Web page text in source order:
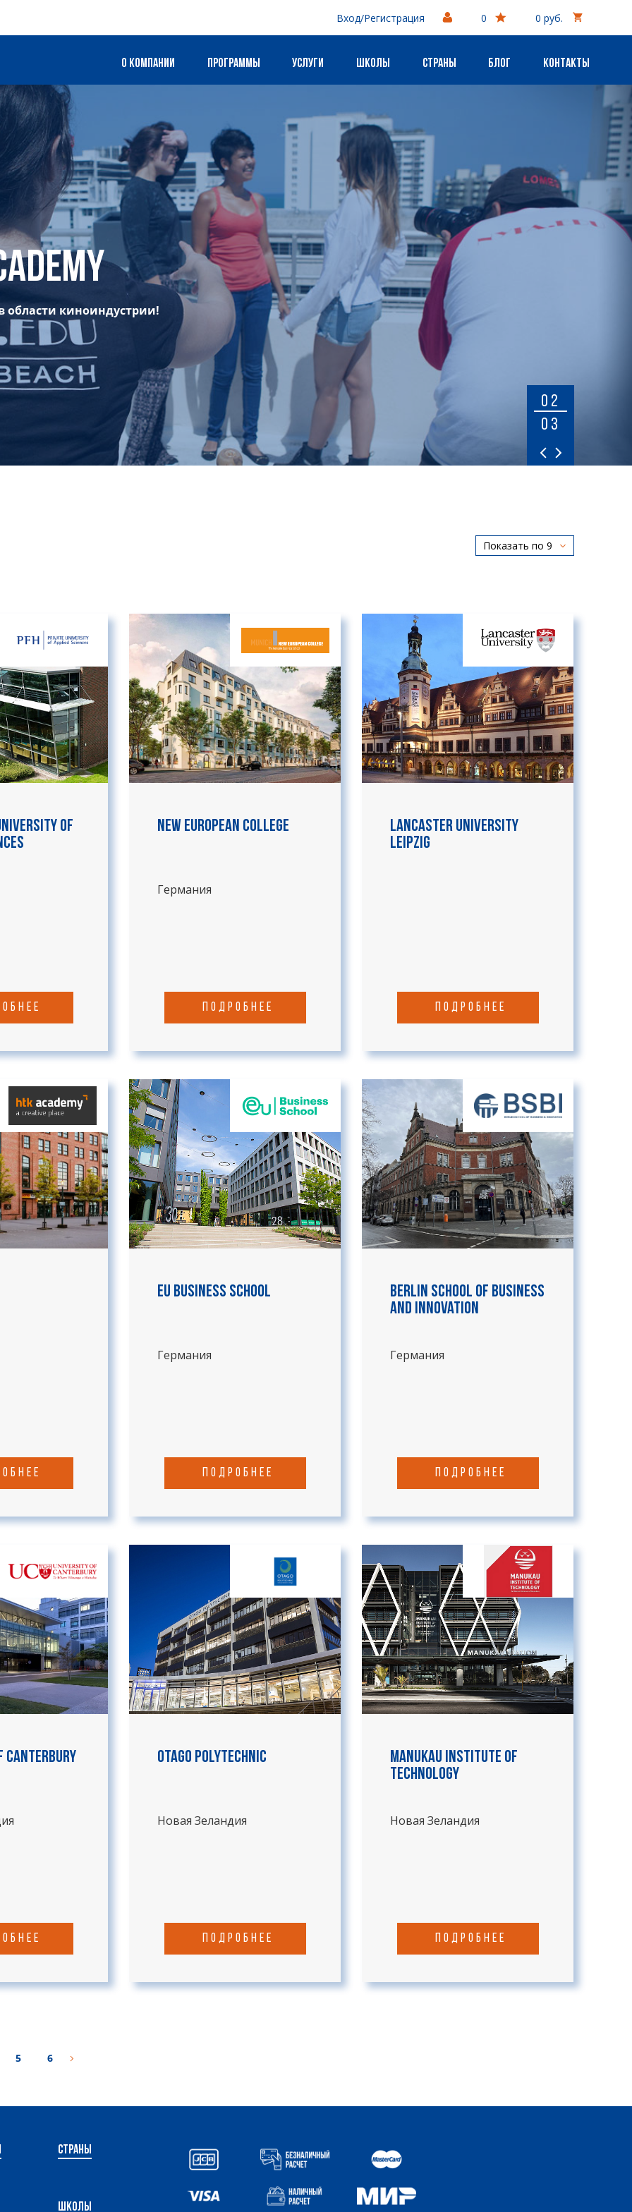
Вход/Регистрация 0 0 руб.
О компании Программы Услуги Школы Страны Блог Контакты
области киноиндустрии!
02
03
Показать по 9
of
New European College
Германия
подробнее
Lancaster University
Leipzig
подробнее
EU Business School
Германия
подробнее
Berlin School of Business
and Innovation
Германия
подробнее
Canterbury Otago Polytechnic
Новая Зеландия
подробнее
Manukau Institute of
Technology
Новая Зеландия
подробнее
5 6
Страны
Школы